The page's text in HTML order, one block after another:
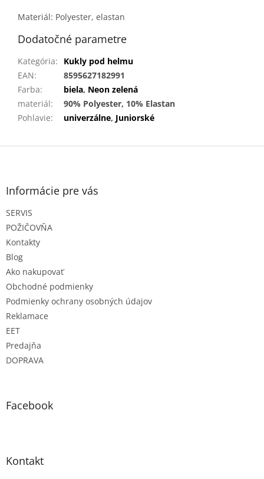
Materiál: Polyester, elastan
Dodatočné parametre
Kategória:
Kukly pod helmu
EAN:
8595627182991
Farba: biela, Neon zelená
materiál:
90% Polyester, 10% Elastan
Pohlavie: univerzálne, Juniorské
Z
Informácie pre vás
SERVIS
POŽIČOVŇA
Kontakty
Blog
Ako nakupovať
Obchodné podmienky
Podmienky ochrany osobných údajov
Reklamace
EET
Predajňa
DOPRAVA
Facebook
Kontakt